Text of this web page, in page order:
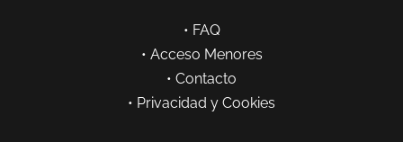
• FAQ
• Acceso Menores
• Contacto
• Privacidad y Cookies